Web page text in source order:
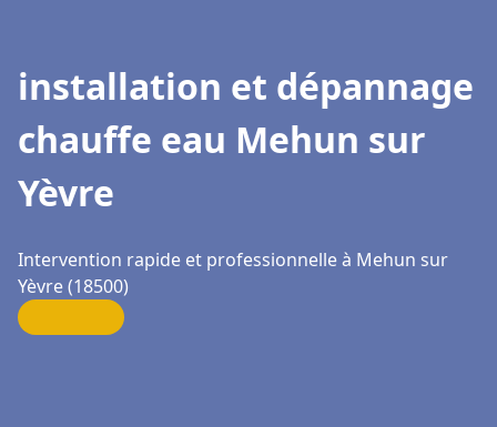
installation et dépannage
chauffe eau Mehun sur
Yèvre
Intervention rapide et professionnelle à Mehun sur
Yèvre (18500)